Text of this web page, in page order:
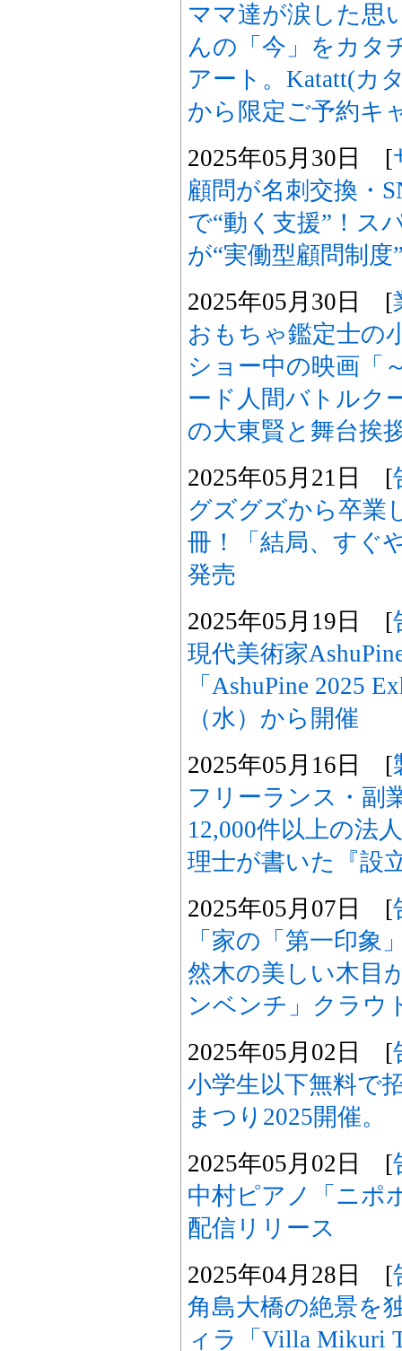
ママ達が涙した思
んの「今」をカタ
アート。Katatt(カ
から限定ご予約キ
2025年05月30日 [
顧問が名刺交換・
で“動く支援”！ス
が“実働型顧問制度
2025年05月30日 [
おもちゃ鑑定士の
ショー中の映画「
ード人間バトルク
の大東賢と舞台挨
2025年05月21日 [
グズグズから卒業
冊！「結局、すぐ
発売
2025年05月19日 [
現代美術家
「AshuPine 2025
（水）から開催
2025年05月16日 [
フリーランス・副
12,000件以上の法
理士が書いた『設
2025年05月07日 [
「家の「第一印象
然木の美しい木目
ンベンチ」クラウ
2025年05月02日 [
小学生以下無料で
まつり2025開催。
2025年05月02日 [
中村ピアノ「ニポ
配信リリース
2025年04月28日 [
角島大橋の絶景を
ィラ「Villa Mikuri